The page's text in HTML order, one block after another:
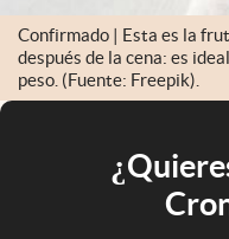
Confirmado | Esta es la
después de la cena: es
peso. (Fuente: Freepik).